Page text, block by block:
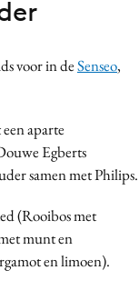
voor in deSenseo,
aparte
Egberts
samen met Philips.
(Rooibos met
munt en
en limoen).